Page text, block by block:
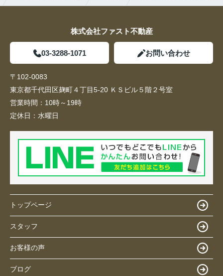
株式会社ファスト不動産
03-3288-1071 お問い合わせ
〒102-0083
東京都千代田区麹町４丁目5-20 ＫＳビル５階２号室
営業時間： 10時～19時
定休日： 水曜日
トップページ
スタッフ
お客様の声
ブログ